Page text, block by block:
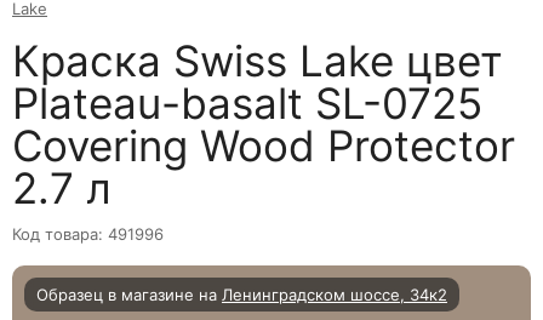
Lake
Краска Swiss Lake цвет
Plateau-basalt SL-0725
Covering Wood Protector
2.7 л
Код товара: 491996
Образец в магазине на Ленинградском шоссе, 34к2